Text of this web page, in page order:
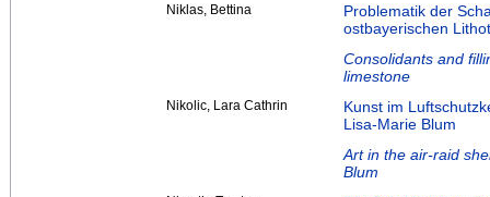
Niklas, Bettina
Problematik der
ostbayerischen
Consolidants and
limestone
Nikolic, Lara Cathrin
Kunst im
Lisa-Marie Blum
Art in the air-raid
Blum